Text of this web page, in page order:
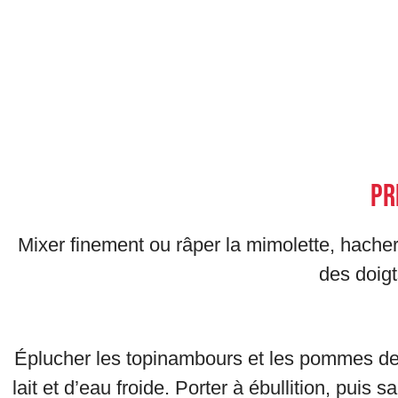
Mixer finement ou râper la mimolette,
des
Éplucher les topinambours et les pommes
lait et d’eau froide. Porter à ébullition, puis